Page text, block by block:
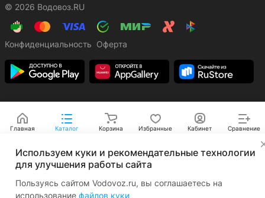
© 2026 Водовоз.RU
Конфиденциальность Оферта
Главная Каталог Корзина Избранные Кабинет Сравнение
Используем куки и рекомендательные технологии
для улучшения работы сайта
Пользуясь сайтом Vodovoz.ru, вы соглашаетесь на
использование файлов куки